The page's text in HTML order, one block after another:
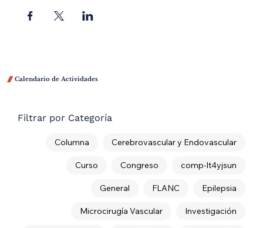
Filtrar por Categoría
Cerebrovascular y Endovascular
Columna
comp-lt4yjsun
Congreso
Curso
Epilepsia
FLANC
General
Investigación
Microcirugía Vascular
 Calendario de Actividades